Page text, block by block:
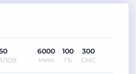
6000
МИН
100
ГБ
300
СМС